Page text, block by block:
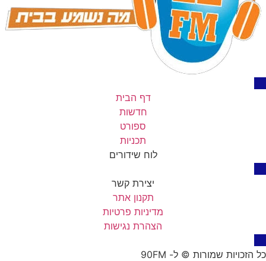
דף הבית
חדשות
ספורט
תכניות
לוח שידורים
יצירת קשר
תקנון אתר
מדיניות פרטיות
הצהרת נגישות
כל הזכויות שמורות © ל- 90FM